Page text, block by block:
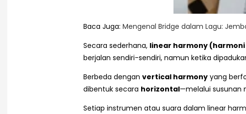
Baca Juga: Mengenal Bridge dalam Lagu:
Secara sederhana, linear harmony
berjalan sendiri-sendiri, namun ketika
Berbeda dengan vertical harmony yang
dibentuk secara horizontal—melalui susunan
Setiap instrumen atau suara dalam linear